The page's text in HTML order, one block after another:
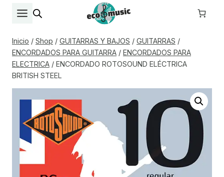
Inicio / Shop / GUITARRAS Y BAJOS / GUITARRAS /
ENCORDADOS PARA GUITARRA / ENCORDADOS PARA
ELECTRICA / ENCORDADO ROTOSOUND ELÉCTRICA
BRITISH STEEL